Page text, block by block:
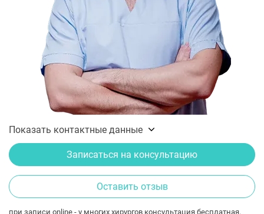
Показать контактные данные
Записаться на консультацию
Оставить отзыв
при записи online - у многих хирургов консультация бесплатная.